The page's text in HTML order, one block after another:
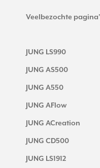
Veelbezochte
JUNG LS990
JUNG AS500
JUNG A550
JUNG AFlow
JUNG ACreation
JUNG CD500
JUNG LS1912